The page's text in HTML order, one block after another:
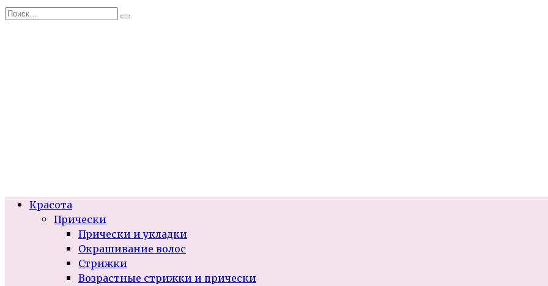
Перейти
Search
Красота
Прически
Прически и укладки
Окрашивание волос
Стрижки
Возрастные стрижки и прически